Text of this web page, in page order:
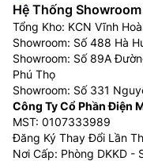
Hệ Thống Showroom
Tổng Kho: KCN Vĩnh
Showroom: Số 488 Hà
Showroom: Số 89A
Phú Thọ
Showroom: Số 331
Công Ty Cổ Phần Điện
MST: 0107333989
Đăng Ký Thay Đổi Lần
Nơi Cấp: Phòng DKKD -